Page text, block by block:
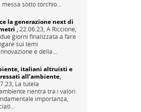
sotto torchio...
la generazione next di
, 22.06.23, A Riccione,
giorni finalizzata a fare
sui temi
e della...
italiani altruisti e
all’ambiente,
La tutela
rientra tra i valori
importanza,